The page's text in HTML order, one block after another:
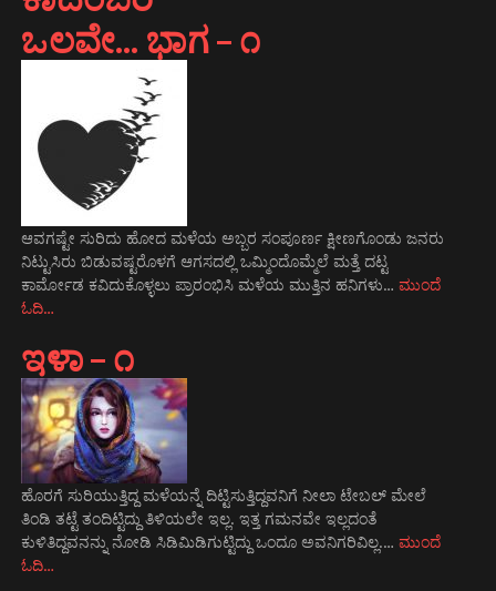
ಒಲವೇ… ಭಾಗ – ೧
ಆವಗಷ್ಟೇ ಸುರಿದು ಹೋದ ಮಳೆಯ ಅಬ್ಬರ ಸಂಪೂರ್ಣ ಕ್ಷೀಣಗೊಂಡು ಜನರು
ನಿಟ್ಟುಸಿರು ಬಿಡುವಷ್ಟರೊಳಗೆ ಆಗಸದಲ್ಲಿ ಒಮ್ಮಿಂದೊಮ್ಮೆಲೆ ಮತ್ತೆ ದಟ್ಟ
ಕಾರ್ಮೋಡ ಕವಿದುಕೊಳ್ಳಲು ಪ್ರಾರಂಭಿಸಿ ಮಳೆಯ ಮುತ್ತಿನ ಹನಿಗಳು…ಮುಂದೆ
ಓದಿ…
ಇಳಾ – ೧
ಹೊರಗೆ ಸುರಿಯುತ್ತಿದ್ದ ಮಳೆಯನ್ನೆ ದಿಟ್ಟಿಸುತ್ತಿದ್ದವನಿಗೆ ನೀಲಾ ಟೇಬಲ್ ಮೇಲೆ
ತಿಂಡಿ ತಟ್ಟೆ ತಂದಿಟ್ಟಿದ್ದು ತಿಳಿಯಲೇ ಇಲ್ಲ. ಇತ್ತ ಗಮನವೇ ಇಲ್ಲದಂತೆ
ಕುಳಿತಿದ್ದವನನ್ನು ನೋಡಿ ಸಿಡಿಮಿಡಿಗುಟ್ಟಿದ್ದು ಒಂದೂ ಅವನಿಗರಿವಿಲ್ಲ.…ಮುಂದೆ
ಓದಿ…